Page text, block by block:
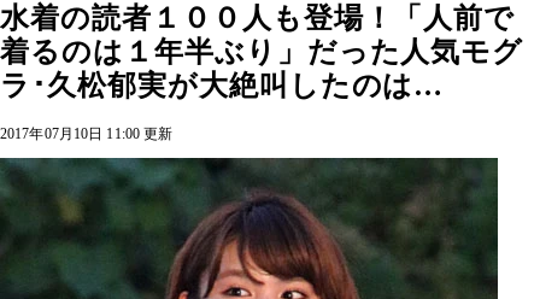
水着の読者１００人も登場！「人前で
着るのは１年半ぶり」だった人気モグ
ラ･久松郁実が大絶叫したのは…
2017年07月10日 11:00 更新